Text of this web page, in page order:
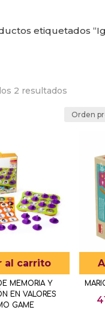
etiquetados
2 resultados
al carrito
MEMORIA Y
EN VALORES
GAME